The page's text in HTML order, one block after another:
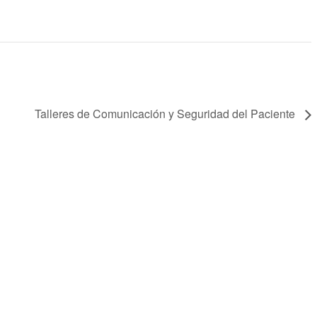
Talleres de Comunicación y Seguridad del Paciente